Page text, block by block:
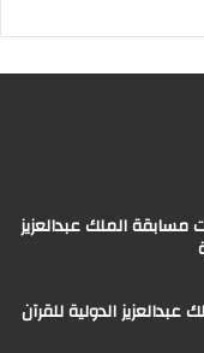
مسابقة الملك عبدالعزيز
الدولية للقرآن